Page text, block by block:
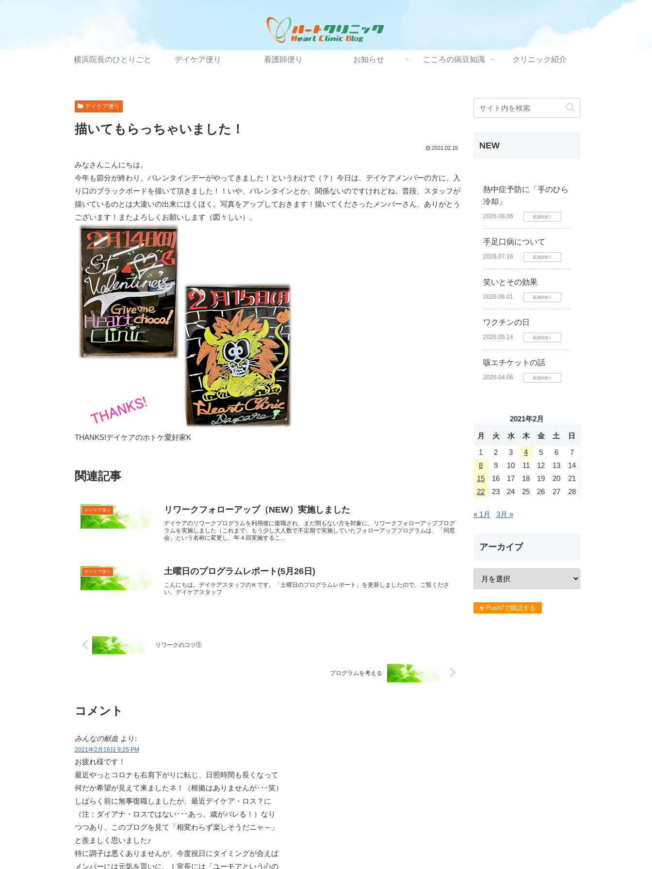
横浜院長のひとりごと デイケア便り 看護師便り お知らせ こころの病豆知識 クリニック紹介
デイケア便り
描いてもらっちゃいました！
2021.02.15
みなさんこんにちは。
今年も節分が終わり、バレンタインデーがやってきました！というわけで（？）今日は、デイケアメンバーの方に、入
り口のブラックボードを描いて頂きました！！いや、バレンタインとか、関係ないのですけれどね。普段、スタッフが
描いているのとは大違いの出来にほくほく。写真をアップしておきます！描いてくださったメンバーさん、ありがとう
ございます！またよろしくお願いします（図々しい）。
THANKS!デイケアのホトケ愛好家K
関連記事
デイケア便り リワークフォローアップ（NEW）実施しました
デイケアのリワークプログラムを利用後に復職され、まだ間もない方を対象に、リワークフォローアッププログ
ラムを実施しました（これまで、もう少し大人数で不定期で実施していたフォローアッププログラムは、「同窓
会」という名称に変更し、年４回実施するこ...
デイケア便り 土曜日のプログラムレポート(5月26日)
こんにちは。デイケアスタッフのＫです。「土曜日のプログラムレポート」を更新しましたので、ご覧くださ
い。デイケアスタッフ
リワークのコツ①
プログラムを考える
コメント
みんなの献血 より:
2021年2月16日 9:25 PM
お疲れ様です！
最近やっとコロナも右肩下がりに転じ、日照時間も長くなって
何だか希望が見えて来ましたネ！（根拠はありませんが･･･笑）
しばらく前に無事復職しましたが、最近デイケア・ロス？に
（注：ダイアナ・ロスではない･･･あっ、歳がバレる！）なり
つつあり、このブログを見て「相変わらず楽しそうだニャ～」
と羨ましく思いました♪
特に調子は悪くありませんが、今度祝日にタイミングが合えば
メンバーには元気を貰いに、Ｉ室長には「ユーモアという心の
NEW
熱中症予防に「手のひら
冷却」
2026.08.06 看護師便り
手足口病について
2026.07.16 看護師便り
笑いとその効果
2026.06.01 看護師便り
ワクチンの日
2026.05.14 看護師便り
咳エチケットの話
2026.04.06 看護師便り
2021年2月
月 火 水 木 金 土
日
1
2 3 4 5 6
7
8
9 10 11 12 13
14
15
16 17 18 19 20
21
22
23 24 25 26 27 28
« 1月 3月 »
アーカイブ
Push7で購読する